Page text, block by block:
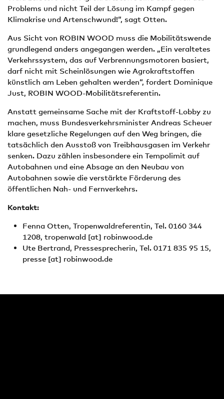
Problems und nicht Teil der Lösung im Kampf gegen
Klimakrise und Artenschwund!“, sagt Otten.
Aus Sicht von ROBIN WOOD muss die Mobilitätswende
grundlegend anders angegangen werden. „Ein veraltetes
Verkehrssystem, das auf Verbrennungsmotoren basiert,
darf nicht mit Scheinlösungen wie Agrokraftstoffen
künstlich am Leben gehalten werden“, fordert Dominique
Just, ROBIN WOOD-Mobilitätsreferentin.
Anstatt gemeinsame Sache mit der Kraftstoff-Lobby zu
machen, muss Bundesverkehrsminister Andreas Scheuer
klare gesetzliche Regelungen auf den Weg bringen, die
tatsächlich den Ausstoß von Treibhausgasen im Verkehr
senken. Dazu zählen insbesondere ein Tempolimit auf
Autobahnen und eine Absage an den Neubau von
Autobahnen sowie die verstärkte Förderung des
öffentlichen Nah- und Fernverkehrs.
Kontakt:
Fenna Otten, Tropenwaldreferentin, Tel. 0160 344
1208, tropenwald [at] robinwood.de
Ute Bertrand, Pressesprecherin, Tel. 0171 835 95 15,
presse [at] robinwood.de